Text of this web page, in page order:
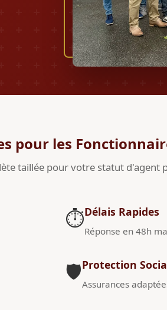
pour les
taillée pour votre statut d'agent
⏱️Délais Rapides
Réponse en 48h
🛡️Protection
Assurances